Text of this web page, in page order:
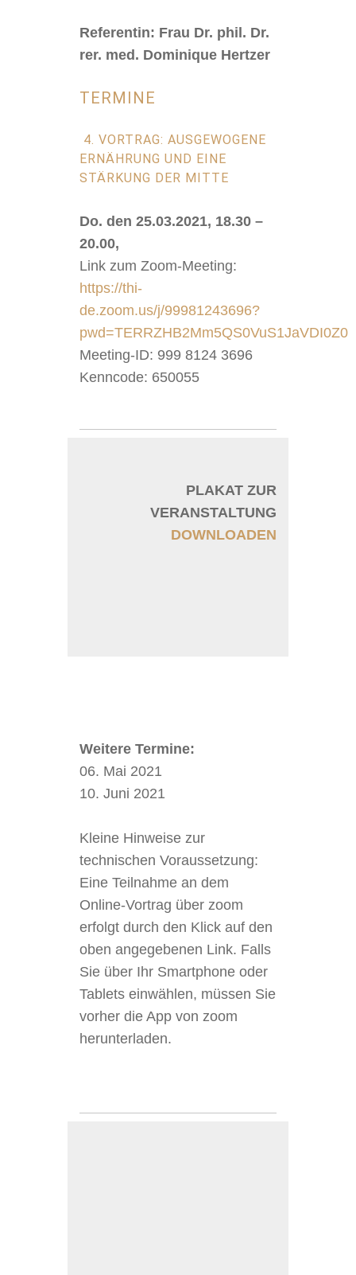
Referentin: Frau Dr. phil. Dr.
rer. med. Dominique Hertzer
TERMINE
4. VORTRAG: AUSGEWOGENE
ERNÄHRUNG UND EINE
STÄRKUNG DER MITTE
Do. den 25.03.2021, 18.30 –
20.00,
Link zum Zoom-Meeting:
https://thi-
de.zoom.us/j/99981243696?
Meeting-ID: 999 8124 3696
Kenncode: 650055
PLAKAT ZUR
VERANSTALTUNG
DOWNLOADEN
Weitere Termine:
06. Mai 2021
10. Juni 2021
Kleine Hinweise zur
technischen Voraussetzung:
Eine Teilnahme an dem
Online-Vortrag über zoom
erfolgt durch den Klick auf den
oben angegebenen Link. Falls
Sie über Ihr Smartphone oder
Tablets einwählen, müssen Sie
vorher die App von zoom
herunterladen.